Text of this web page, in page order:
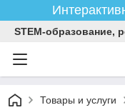
STEM-образование,
Товары и услуги